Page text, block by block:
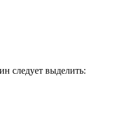
следует выделить: